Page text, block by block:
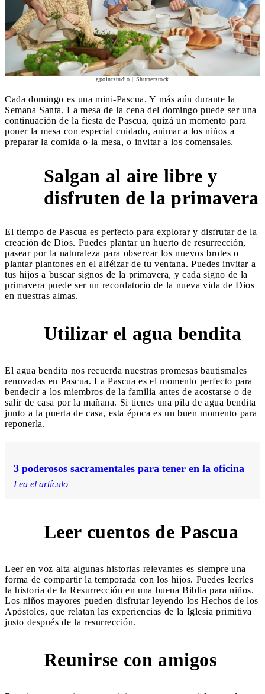
gpointstudio | Shutterstock
Cada domingo es una mini-Pascua. Y más aún durante la
Semana Santa. La mesa de la cena del domingo puede ser una
continuación de la fiesta de Pascua, quizá un momento para
poner la mesa con especial cuidado, animar a los niños a
preparar la comida o la mesa, o invitar a los comensales.
Salgan al aire libre y
disfruten de la primavera
El tiempo de Pascua es perfecto para explorar y disfrutar de la
creación de Dios. Puedes plantar un huerto de resurrección,
pasear por la naturaleza para observar los nuevos brotes o
plantar plantones en el alféizar de tu ventana. Puedes invitar a
tus hijos a buscar signos de la primavera, y cada signo de la
primavera puede ser un recordatorio de la nueva vida de Dios
en nuestras almas.
Utilizar el agua bendita
El agua bendita nos recuerda nuestras promesas bautismales
renovadas en Pascua. La Pascua es el momento perfecto para
bendecir a los miembros de la familia antes de acostarse o de
salir de casa por la mañana. Si tienes una pila de agua bendita
junto a la puerta de casa, esta época es un buen momento para
reponerla.
3 poderosos sacramentales para tener en la oficina
Lea el artículo
Leer cuentos de Pascua
Leer en voz alta algunas historias relevantes es siempre una
forma de compartir la temporada con los hijos. Puedes leerles
la historia de la Resurrección en una buena Biblia para niños.
Los niños mayores pueden disfrutar leyendo los Hechos de los
Apóstoles, que relatan las experiencias de la Iglesia primitiva
justo después de la resurrección.
Reunirse con amigos